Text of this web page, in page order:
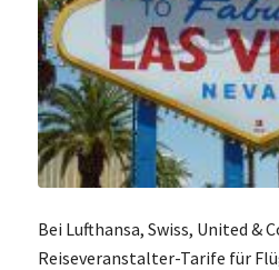
Bei Lufthansa, Swiss, United &
Reiseveranstalter-Tarife für